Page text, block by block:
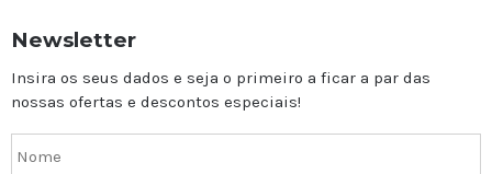
Newsletter
Insira os seus dados e seja o primeiro a ficar a par das
nossas ofertas e descontos especiais!